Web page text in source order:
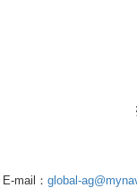
E-mail： global-